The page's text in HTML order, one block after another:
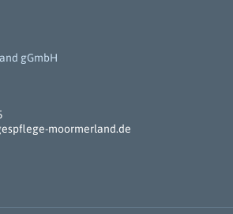
gGmbH
moormerland.de